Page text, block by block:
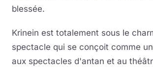
blessée.
Krinein est totalement sous le
spectacle qui se conçoit comme
aux spectacles d'antan et au